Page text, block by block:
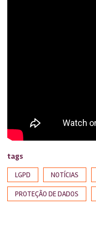
tags
LGPD NOTÍCIAS
PROTEÇÃO DE DADOS